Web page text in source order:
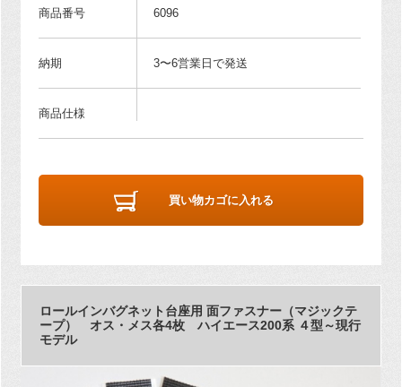
商品番号 6096
納期 3〜6営業日で発送
商品仕様
買い物カゴに入れる
ロールインバグネット台座用 面ファスナー（マジックテ
ープ） オス・メス各4枚 ハイエース200系 ４型～現行
モデル